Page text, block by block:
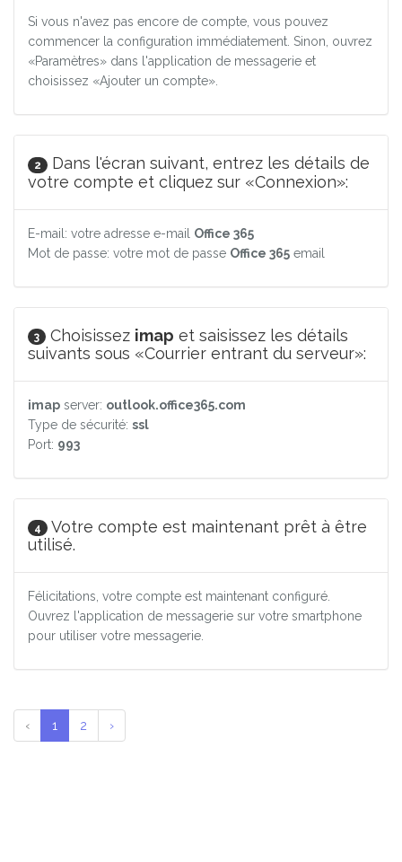
Si vous n'avez pas encore de compte, vous pouvez
commencer la configuration immédiatement. Sinon, ouvrez
«Paramètres» dans l'application de messagerie et
choisissez «Ajouter un compte».
2
Dans l'écran suivant, entrez les détails de
votre compte et cliquez sur «Connexion»:
E-mail: votre adresse e-mail Office 365
Mot de passe: votre mot de passe Office 365 email
3 Choisissez imap et saisissez les détails
suivants sous «Courrier entrant du serveur»:
imap server: outlook.office365.com
Type de sécurité: ssl
Port: 993
4
Votre compte est maintenant prêt à être
utilisé.
Félicitations, votre compte est maintenant configuré.
Ouvrez l'application de messagerie sur votre smartphone
pour utiliser votre messagerie.
‹ 1 2 ›